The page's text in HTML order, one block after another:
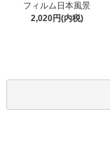
フィルム日本風景
2,020円(内税)